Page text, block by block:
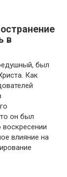
в
был
Как
он был
влияние на